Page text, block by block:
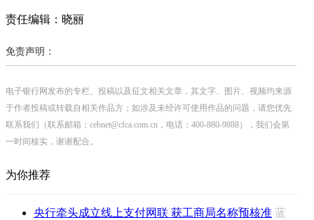
责任编辑：晓丽
免责声明：
电子银行网发布的专栏、投稿以及征文相关文章，其文字、图片、视频均来源
于作者投稿或转载自相关作品方；如涉及未经许可使用作品的问题，请您优先
联系我们（联系邮箱：cebnet@cfca.com.cn，电话：400-880-9888），我们会第
一时间核实，谢谢配合。
为你推荐
央行牵头成立线上支付网联 获工商局名称预核准 蓝